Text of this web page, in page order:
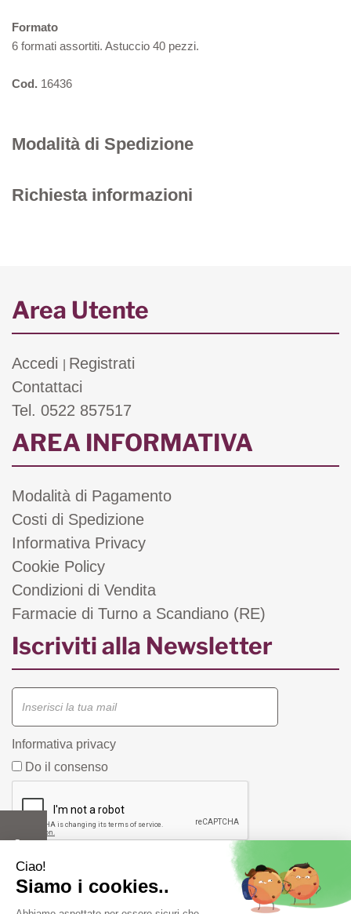
Formato
6 formati assortiti. Astuccio 40 pezzi.
Cod. 16436
Modalità di Spedizione
Richiesta informazioni
Area Utente
Accedi
Registrati
Contattaci
Tel. 0522 857517
AREA INFORMATIVA
Modalità di Pagamento
Costi di Spedizione
Informativa Privacy
Cookie Policy
Condizioni di Vendita
Farmacie di Turno a Scandiano (RE)
Iscriviti alla Newsletter
Informativa privacy
Do il consenso